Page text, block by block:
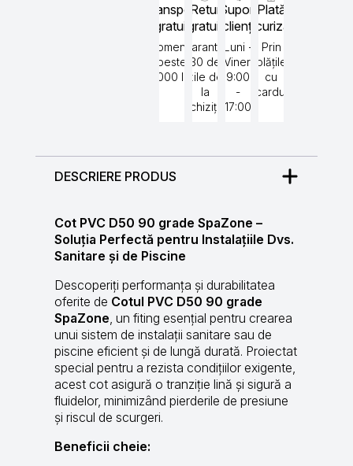
Transport
gratuit
Comenzi
peste
5000 lei
Retur
gratuit
Garantat
30 de
zile de
la
achiziție
Suport
clienți
Luni -
Vineri
9:00
-
17:00
Plată
securizată
Prin
plățile
cu
cardul
DESCRIERE PRODUS
Cot PVC D50 90 grade SpaZone –
Soluția Perfectă pentru Instalațiile Dvs.
Sanitare și de Piscine
Descoperiți performanța și durabilitatea
oferite de Cotul PVC D50 90 grade
SpaZone , un fiting esențial pentru crearea
unui sistem de instalații sanitare sau de
piscine eficient și de lungă durată. Proiectat
special pentru a rezista condițiilor exigente,
acest cot asigură o tranziție lină și sigură a
fluidelor, minimizând pierderile de presiune
și riscul de scurgeri.
Beneficii cheie: